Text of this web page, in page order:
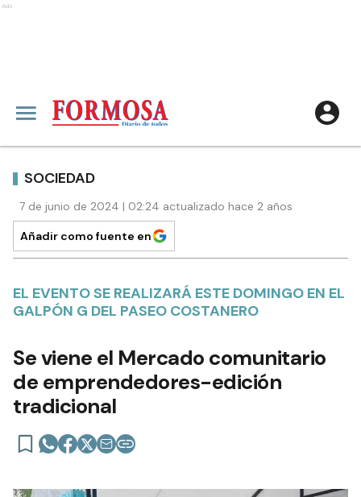
Ads
SOCIEDAD
7 de junio de 2024 | 02:24 actualizado hace 2 años
Añadir como fuente en
EL EVENTO SE REALIZARÁ ESTE DOMINGO EN EL
GALPÓN G DEL PASEO COSTANERO
Se viene el Mercado comunitario
de emprendedores-edición
tradicional